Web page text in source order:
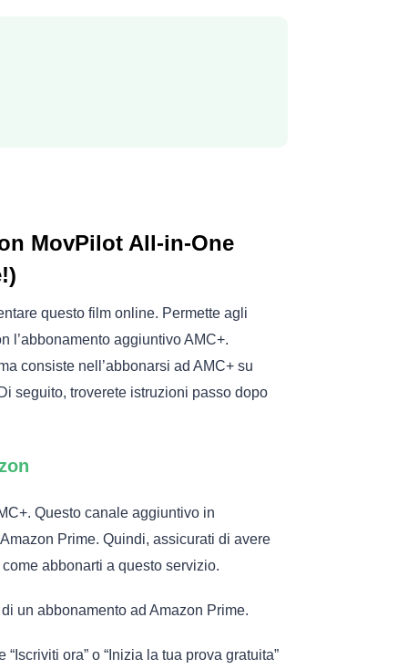
MovPilot All-in-One
questo film online. Permette agli
l’abbonamento aggiuntivo AMC+.
consiste nell’abbonarsi ad AMC+ su
seguito, troverete istruzioni passo dopo
Questo canale aggiuntivo in
Prime. Quindi, assicurati di avere
abbonarti a questo servizio.
un abbonamento ad Amazon Prime.
ora” o “Inizia la tua prova gratuita”